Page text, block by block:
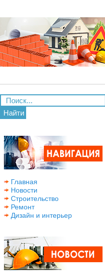
Найти
Главная
Новости
Строительство
Ремонт
Дизайн и интерьер